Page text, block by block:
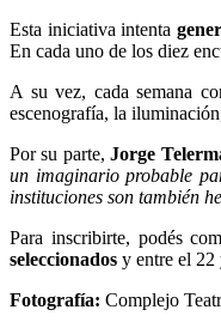
Esta iniciativa intenta
En cada uno de los diez
A su vez, cada semana
escenografía, la
Por su parte, Jorge
un imaginario probable
instituciones son también
Para inscribirte, podés
seleccionados y entre el 22
Fotografía: Complejo